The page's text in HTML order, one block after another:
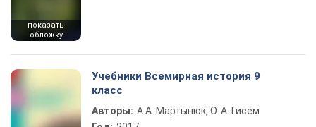
показать
обложку
Учебники Всемирная история 9
класс
Авторы: А.А. Мартынюк, О. А. Гисем